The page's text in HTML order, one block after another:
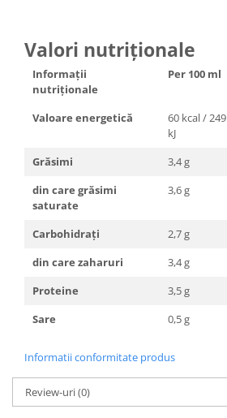
Valori nutriționale
Informații
nutriționale
Per 100 ml
Valoare energetică
60 kcal / 249
kJ
Grăsimi 3,4 g
din care grăsimi
saturate
3,6 g
Carbohidrați 2,7 g
din care zaharuri
3,4 g
Proteine
3,5 g
Sare
0,5 g
Informatii conformitate produs
Review-uri(0)